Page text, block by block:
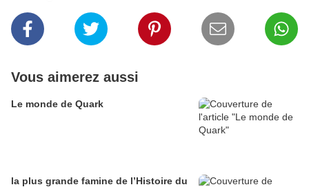
Vous aimerez aussi
Le monde de Quark
la plus grande famine de l’Histoire du